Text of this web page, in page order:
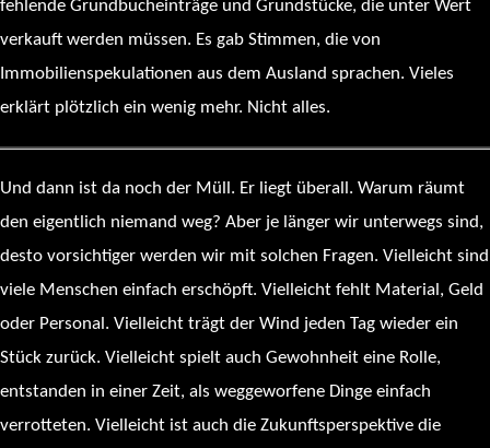
fehlende Grundbucheinträge und Grundstücke, die unter Wert
verkauft werden müssen. Es gab Stimmen, die von
Immobilienspekulationen aus dem Ausland sprachen. Vieles
erklärt plötzlich ein wenig mehr. Nicht alles.
Und dann ist da noch der Müll. Er liegt überall. Warum räumt
den eigentlich niemand weg? Aber je länger wir unterwegs sind,
desto vorsichtiger werden wir mit solchen Fragen. Vielleicht sind
viele Menschen einfach erschöpft. Vielleicht fehlt Material, Geld
oder Personal. Vielleicht trägt der Wind jeden Tag wieder ein
Stück zurück. Vielleicht spielt auch Gewohnheit eine Rolle,
entstanden in einer Zeit, als weggeworfene Dinge einfach
verrotteten. Vielleicht ist auch die Zukunftsperspektive die